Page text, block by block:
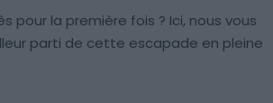
pour la première fois ? Ici, nous vous
parti de cette escapade en pleine